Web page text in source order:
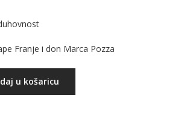
Franje i don Marca Pozza
u košaricu